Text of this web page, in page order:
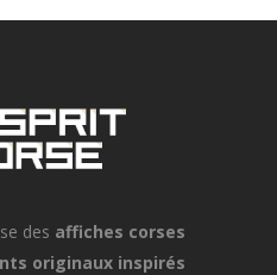
des affiches corses
originaux inspirés